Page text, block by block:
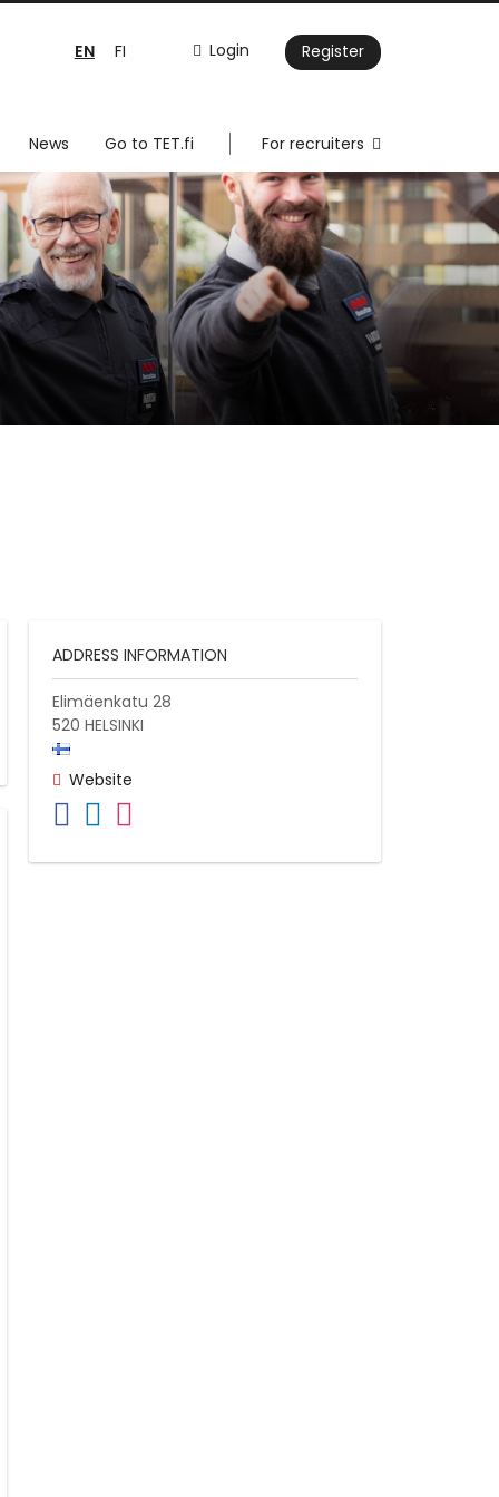
Login Register
EN FI
News Go to TET.fi For recruiters
ADDRESS INFORMATION
Elimäenkatu 28
520 HELSINKI
Website